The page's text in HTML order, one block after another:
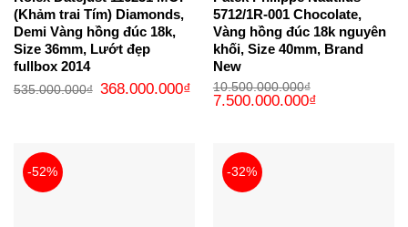
(Khảm trai Tím) Diamonds,
Demi Vàng hồng đúc 18k,
Size 36mm, Lướt đẹp
fullbox 2014
535.000.000₫
Giá
gốc
368.000.000₫Giá
hiện
5712/1R-001 Chocolate,
Vàng hồng đúc 18k nguyên
khối, Size 40mm, Brand
New
10.500.000.000₫
Giá
gốc
7.500.000.000₫Giá
-52% -32%